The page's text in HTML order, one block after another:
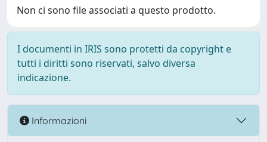
Non ci sono file associati a questo prodotto.
I documenti in IRIS sono protetti da copyright e
tutti i diritti sono riservati, salvo diversa
indicazione.
Informazioni